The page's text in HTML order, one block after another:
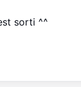
sorti ^^